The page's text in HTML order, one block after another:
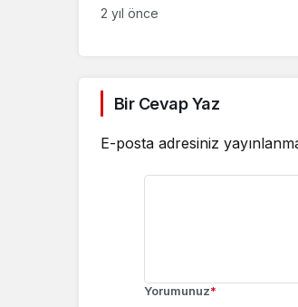
2 yıl önce
Bir Cevap Yaz
E-posta adresiniz
Yorumunuz*